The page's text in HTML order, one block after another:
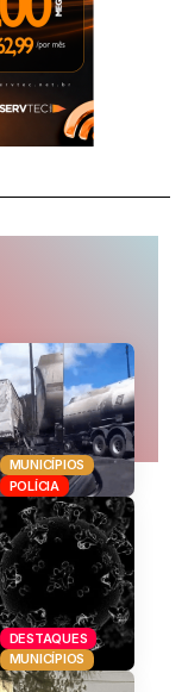
MUNICÍPIOS
POLÍCIA
DESTAQUES
MUNICÍPIOS